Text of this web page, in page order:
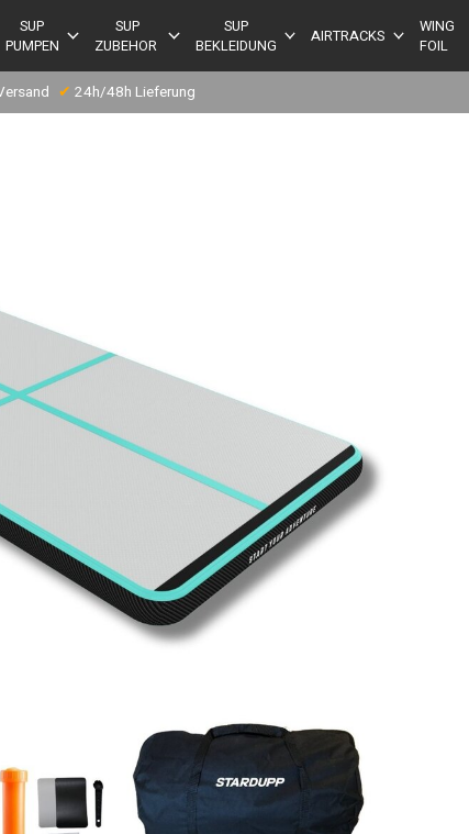
SUP
PUMPEN
SUP
ZUBEHOR
SUP
BEKLEIDUNG
AIRTRACKS
WING
FOIL
✔ 24h/48h Lieferung